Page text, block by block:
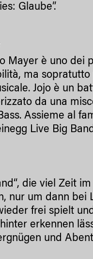
Glaube”.
Mayer è uno dei
ma sopratutto
Jojo è un
da una
Assieme al
Live Big
die viel Zeit
nur um dann bei
frei spielt
erkennen
und